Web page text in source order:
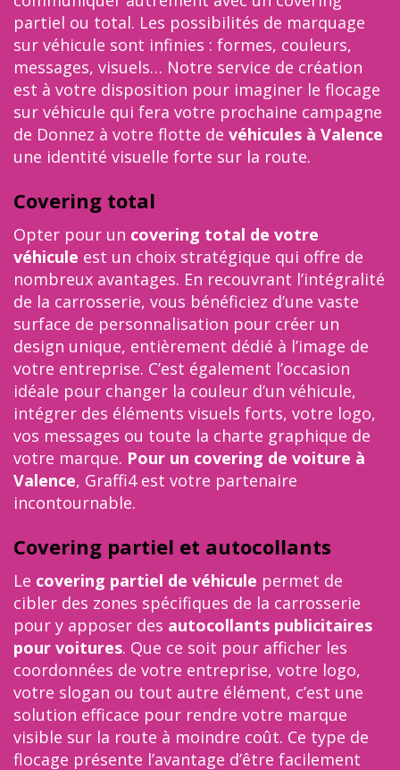
partiel ou total. Les possibilités de marquage
sur véhicule sont infinies : formes, couleurs,
messages, visuels… Notre service de création
est à votre disposition pour imaginer le flocage
sur véhicule qui fera votre prochaine campagne
de Donnez à votre flotte de véhicules à Valence
une identité visuelle forte sur la route.
Covering total
Opter pour un covering total de votre
véhicule est un choix stratégique qui offre de
nombreux avantages. En recouvrant l’intégralité
de la carrosserie, vous bénéficiez d’une vaste
surface de personnalisation pour créer un
design unique, entièrement dédié à l’image de
votre entreprise. C’est également l’occasion
idéale pour changer la couleur d’un véhicule,
intégrer des éléments visuels forts, votre logo,
vos messages ou toute la charte graphique de
votre marque. Pour un covering de voiture à
Valence, Graffi4 est votre partenaire
incontournable.
Covering partiel et autocollants
Le covering partiel de véhicule permet de
cibler des zones spécifiques de la carrosserie
pour y apposer des autocollants publicitaires
pour voitures. Que ce soit pour afficher les
coordonnées de votre entreprise, votre logo,
votre slogan ou tout autre élément, c’est une
solution efficace pour rendre votre marque
visible sur la route à moindre coût. Ce type de
flocage présente l’avantage d’être facilement